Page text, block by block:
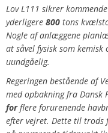
Lov L111 sikrer
yderligere 800 tons
Nogle af anlæggene
at såvel fysisk som
uundgåelig.
Regeringen bestående af
med opbakning fra Dansk
forflere forurenende
efter vejret. Dette til trods